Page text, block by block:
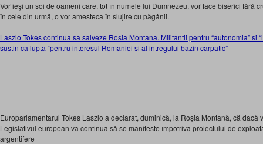
Vor ieşi un soi de oameni care, tot în numele lui Dumnezeu, vor face biserici fără
în cele din urmă, o vor amesteca în slujire cu păgânii.
Laszlo Tokes continua sa salveze Rosia Montana. Militantii pentru “autonomia” si
sustin ca lupta “pentru interesul Romaniei si al intregului bazin carpatic”
Europarlamentarul Tokes Laszlo a declarat, duminică, la Roșia Montană, că dacă
Legislativul european va continua să se manifeste împotriva proiectului de
argentifere